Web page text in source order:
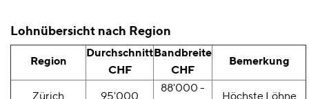
Lohnübersicht nach Region
Region
Durchschnitt
CHF
Bandbreite
CHF
Bemerkung
88'000 -